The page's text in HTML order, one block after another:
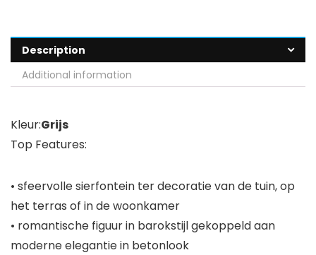
Description
Additional information
Kleur:Grijs
Top Features:
• sfeervolle sierfontein ter decoratie van de tuin, op
het terras of in de woonkamer
• romantische figuur in barokstijl gekoppeld aan
moderne elegantie in betonlook